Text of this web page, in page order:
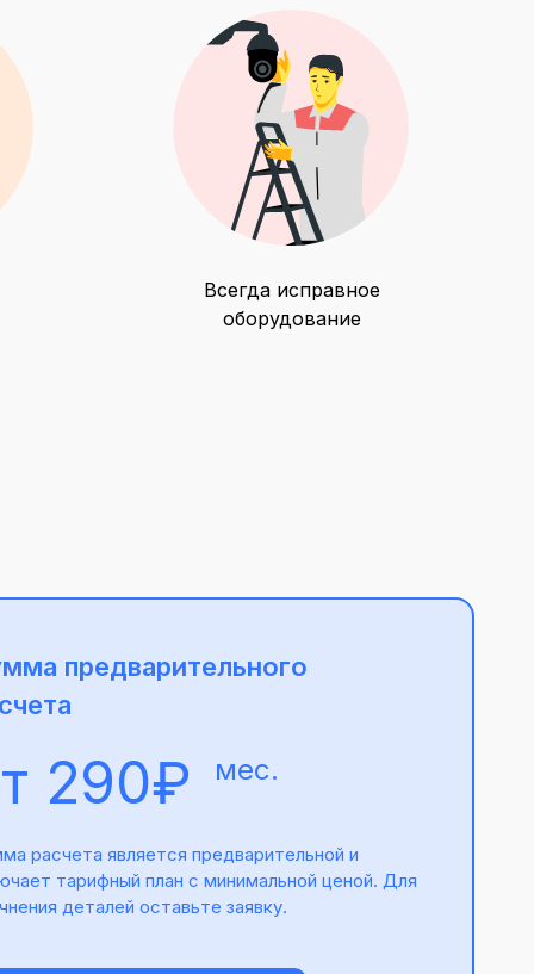
Всегда исправное
оборудование
предварительного
290₽ мес.
расчета является предварительной и
тарифный план с минимальной ценой. Для
деталей оставьте заявку.